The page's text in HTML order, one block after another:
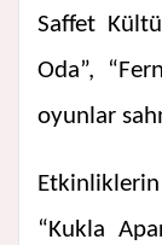
Saffet
Oda”,
oyunlar
“Kukla